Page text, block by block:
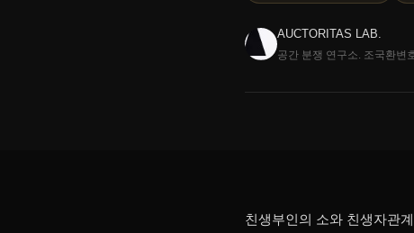
AUCTORITAS LAB.
공간 분쟁 연구소. 조국환변
친생부인의 소와 친생자관